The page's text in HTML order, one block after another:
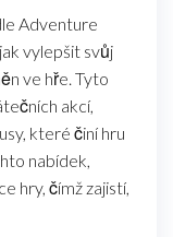
Adventure
vylepšit svůj
ve hře. Tyto
akcí,
které činí hru
nabídek,
hry, čímž zajistí,